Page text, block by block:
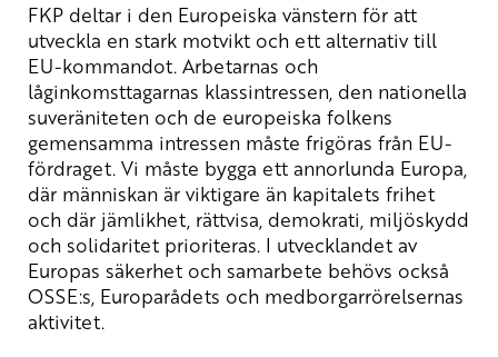
FKP deltar i den Europeiska vänstern för att
utveckla en stark motvikt och ett alternativ till
EU-kommandot. Arbetarnas och
låginkomsttagarnas klassintressen, den nationella
suveräniteten och de europeiska folkens
gemensamma intressen måste frigöras från EU-
fördraget. Vi måste bygga ett annorlunda Europa,
där människan är viktigare än kapitalets frihet
och där jämlikhet, rättvisa, demokrati, miljöskydd
och solidaritet prioriteras. I utvecklandet av
Europas säkerhet och samarbete behövs också
OSSE:s, Europarådets och medborgarrörelsernas
aktivitet.